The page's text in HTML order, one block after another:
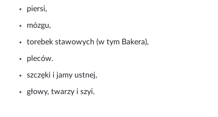
piersi,
mózgu,
torebek stawowych (w tym Bakera),
pleców.
szczęki i jamy ustnej,
głowy, twarzy i szyi.